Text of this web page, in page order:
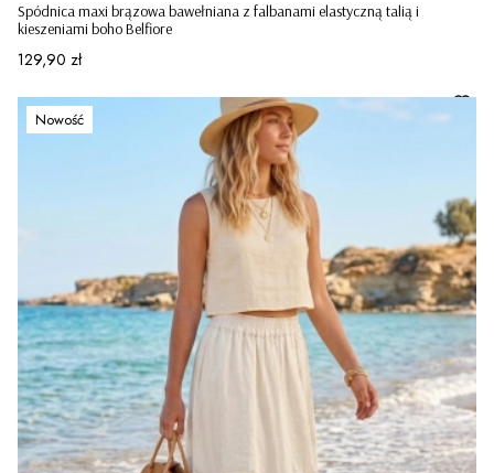
Spódnica maxi brązowa bawełniana z falbanami elastyczną talią i
kieszeniami boho Belfiore
Cena
129,90 zł
Nowość